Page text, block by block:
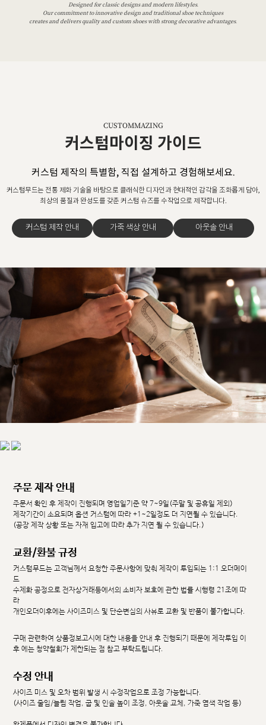
Designed for classic designs and modern lifestyles.
Our commitment to innovative design and traditional shoe techniques
creates and delivers quality and custom shoes with strong decorative advantages.
CUSTOMMAZING
커스텀마이징 가이드
커스텀 제작의 특별함, 직접 설계하고 경험해보세요.
커스텀무드는 전통 제화 기술을 바탕으로 클래식한 디자인과 현대적인 감각을 조화롭게 담아,
최상의 품질과 완성도를 갖춘 커스텀 슈즈를 수작업으로 제작합니다.
커스텀 제작 안내 가죽 색상 안내 아웃솔 안내
주문 제작 안내
주문서 확인 후 제작이 진행되며 영업일기준 약 7~9일(주말 및 공휴일 제외)
제작기간이 소요되며 옵션 커스텀에 따라 +1~2일정도 더 지연될 수 있습니다.
(공장 제작 상황 또는 자재 입고에 따라 추가 지연 될 수 있습니다.)
교환/환불 규정
커스텀무드는 고객님께서 요청한 주문사항에 맞춰 제작이 투입되는 1:1 오더메이
드
수제화 공정으로 전자상거래등에서의 소비자 보호에 관한 법률 시행령 21조에 따
라
개인오더이후에는 사이즈미스 및 단순변심의 사유로 교환 및 반품이 불가합니다.
구매 관련하여 상품정보고시에 대한 내용을 안내 후 진행되기 때문에 제작투입 이
후 에는 청약철회가 제한되는 점 참고 부탁드립니다.
수정 안내
사이즈 미스 및 오차 범위 발생 시 수정작업으로 조정 가능합니다.
(사이즈 줄임/늘림 작업, 굽 및 인솔 높이 조정, 아웃솔 교체, 가죽 염색 작업 등)